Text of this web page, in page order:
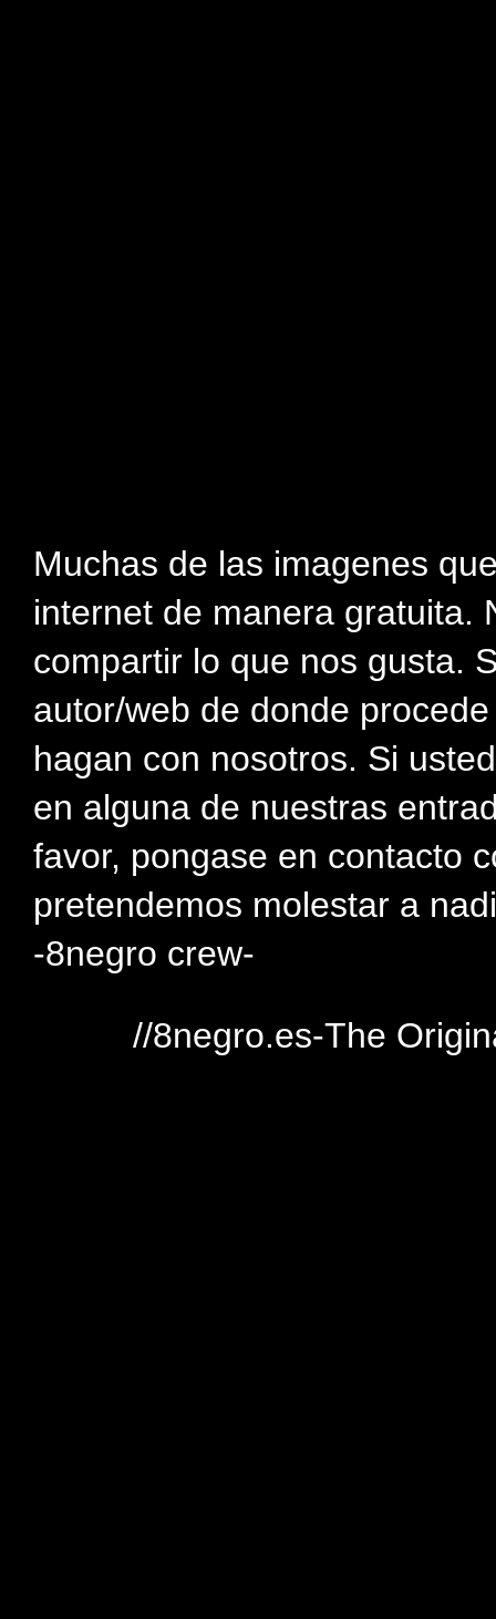
Muchas de las imagenes
internet de manera gratuita.
compartir lo que nos gusta.
autor/web de donde
hagan con nosotros. Si
en alguna de nuestras
favor, pongase en contacto
pretendemos molestar a
-8negro crew-
//8negro.es-The